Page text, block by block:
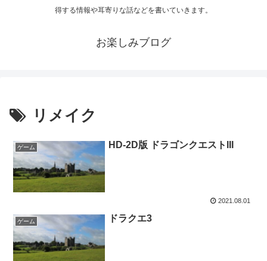
得する情報や耳寄りな話などを書いていきます。
お楽しみブログ
リメイク
ゲーム HD-2D版 ドラゴンクエストIII
2021.08.01
ゲーム ドラクエ3